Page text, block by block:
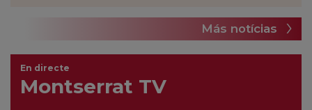
Más notícias
En directe
Montserrat TV